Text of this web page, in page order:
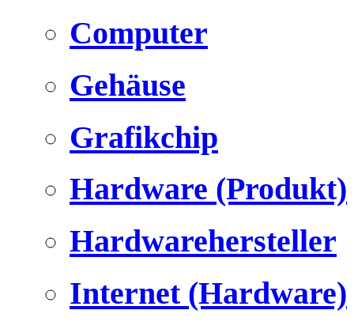
Computer
Gehäuse
Grafikchip
Hardware (Produkt)
Hardwarehersteller
Internet (Hardware)